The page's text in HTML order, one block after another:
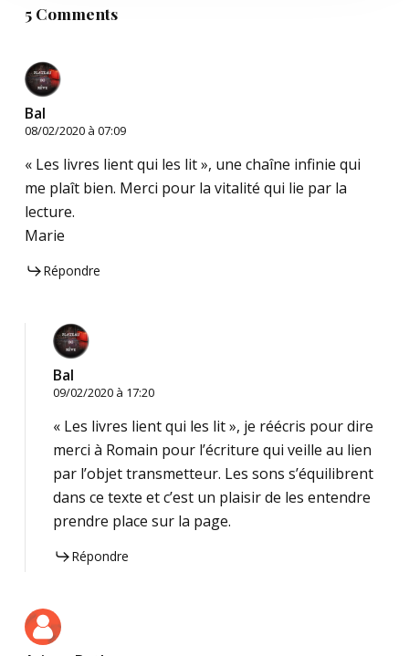
5 Comments
Bal
08/02/2020 à 07:09
« Les livres lient qui les lit », une chaîne infinie qui
me plaît bien. Merci pour la vitalité qui lie par la
lecture.
Marie
Répondre
Bal
09/02/2020 à 17:20
« Les livres lient qui les lit », je réécris pour dire
merci à Romain pour l’écriture qui veille au lien
par l’objet transmetteur. Les sons s’équilibrent
dans ce texte et c’est un plaisir de les entendre
prendre place sur la page.
Répondre